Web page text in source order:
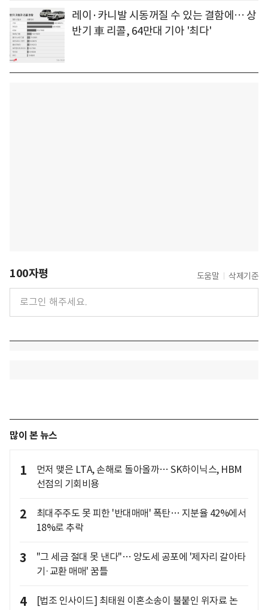
레이·카니발 시동꺼질 수 있는 결함에… 상
반기 車 리콜, 64만대 기아 '최다'
100자평 도움말 삭제기준
많이 본 뉴스
1
먼저 맺은 LTA, 손해로 돌아올까… SK하이닉스, HBM
선점의 기회비용
2
최대주주도 못 피한 '반대매매' 폭탄… 지분율 42%에서
18%로 추락
3
"그 세금 절대 못 낸다"… 양도세 공포에 '제자리 갈아타
기·교환 매매' 꿈틀
4
[법조 인사이드] 최태원 이혼소송이 불붙인 위자료 논